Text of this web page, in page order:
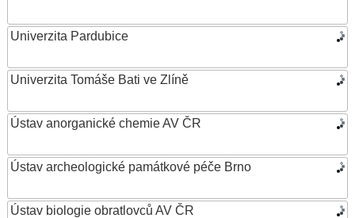
Univerzita Pardubice
Univerzita Tomáše Bati ve Zlíně
Ústav anorganické chemie AV ČR
Ústav archeologické památkové péče Brno
Ústav biologie obratlovců AV ČR